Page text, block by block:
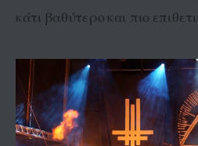
κάτι βαθύτερο και πιο